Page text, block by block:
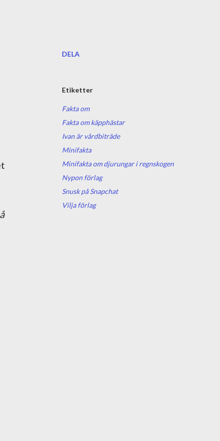
DELA
Etiketter
Fakta om
Fakta om käpphästar
Ivan är vårdbiträde
Minifakta
Minifakta om djurungar i regnskogen
Nypon förlag
Snusk på Snapchat
Vilja förlag